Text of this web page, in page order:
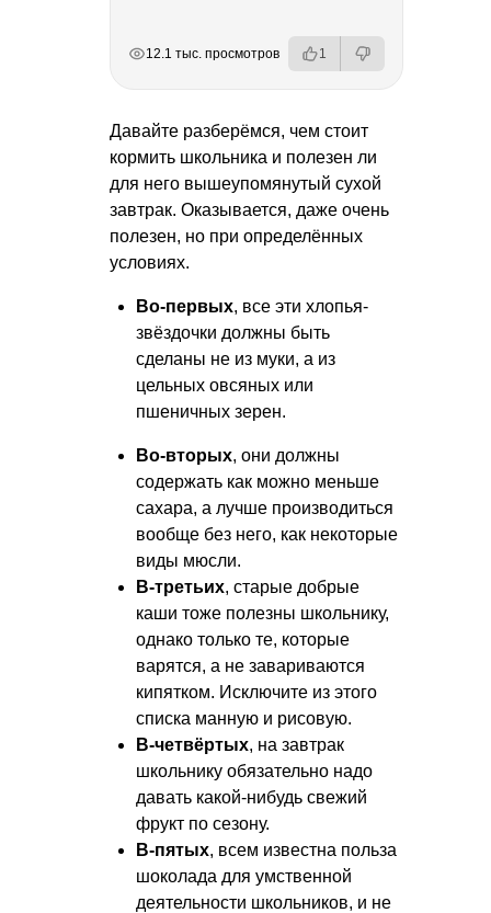
12.1 тыс. просмотров 1
Давайте разберёмся, чем стоит
кормить школьника и полезен ли
для него вышеупомянутый сухой
завтрак. Оказывается, даже очень
полезен, но при определённых
условиях.
Во-первых, все эти хлопья-
звёздочки должны быть
сделаны не из муки, а из
цельных овсяных или
пшеничных зерен.
Во-вторых, они должны
содержать как можно меньше
сахара, а лучше производиться
вообще без него, как некоторые
виды мюсли.
В-третьих, старые добрые
каши тоже полезны школьнику,
однако только те, которые
варятся, а не завариваются
кипятком. Исключите из этого
списка манную и рисовую.
В-четвёртых, на завтрак
школьнику обязательно надо
давать какой-нибудь свежий
фрукт по сезону.
В-пятых, всем известна польза
шоколада для умственной
деятельности школьников, и не